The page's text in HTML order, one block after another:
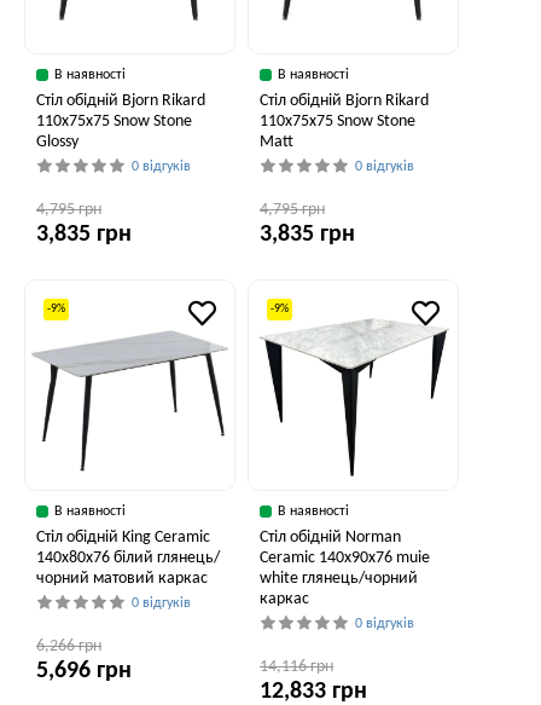
В наявності
Стіл обідній Bjorn Rikard
110х75х75 Snow Stone
Glossy
0 відгуків
4,795 грн
3,835 грн
В наявності
Стіл обідній Bjorn Rikard
110х75х75 Snow Stone
Matt
0 відгуків
4,795 грн
3,835 грн
-9%
В наявності
Стіл обідній King Ceramic
140x80x76 білий глянець/
чорний матовий каркас
0 відгуків
6,266 грн
5,696 грн
-9%
В наявності
Стіл обідній Norman
Ceramic 140x90x76 muie
white глянець/чорний
каркас
0 відгуків
14,116 грн
12,833 грн